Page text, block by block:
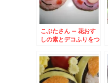
こぶたさん – 花おす
しの素とデコふりをつ